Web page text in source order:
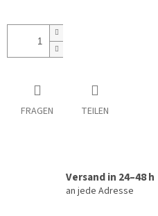
FRAGEN TEILEN
Versand in 24–48 h
an jede Adresse